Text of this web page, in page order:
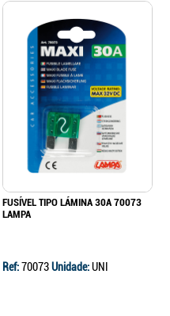
FUSÍVEL TIPO LÁMINA 30A 70073
LAMPA
Ref:70073Unidade:UNI